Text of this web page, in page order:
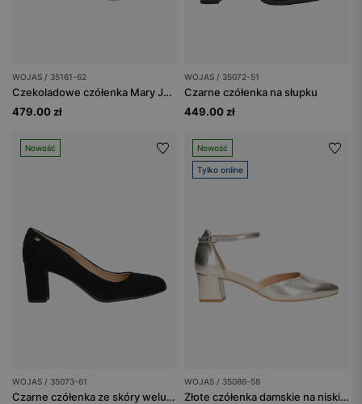
WOJAS / 35161-62
Czekoladowe czółenka Mary Jane na stabilnym obcasie
479.00 zł
WOJAS / 35072-51
Czarne czółenka na słupku
449.00 zł
Nowość
WOJAS / 35073-61
Czarne czółenka ze skóry welurowej
Nowość
Tylko online
WOJAS / 35086-58
Złote czółenka damskie na niskim słupku